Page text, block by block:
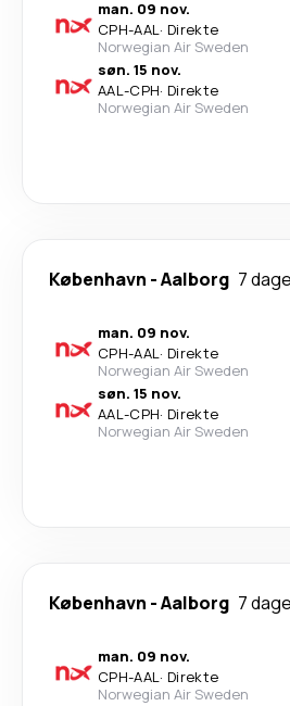
man. 09 nov.
CPH-AAL· Direkte
Norwegian Air Sweden
søn. 15 nov.
AAL-CPH· Direkte
Norwegian Air Sweden
København -Aalborg 7 dage
man. 09 nov.
CPH-AAL· Direkte
Norwegian Air Sweden
søn. 15 nov.
AAL-CPH· Direkte
Norwegian Air Sweden
København -Aalborg 7 dage
man. 09 nov.
CPH-AAL· Direkte
Norwegian Air Sweden